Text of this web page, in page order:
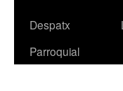
Despatx
Parroquial